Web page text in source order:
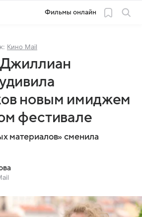
Фильмы онлайн
Кино Mail
новым имиджем
фестивале
материалов» сменила